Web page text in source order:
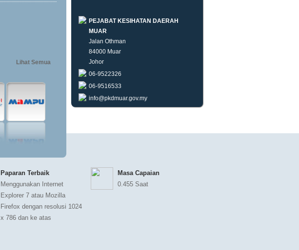
Lihat Semua
PEJABAT KESIHATAN DAERAH
MUAR
Jalan Othman
84000 Muar
Johor
06-9522326
06-9516533
info@pkdmuar.gov.my
Paparan Terbaik
Menggunakan Internet
Explorer 7 atau Mozilla
Firefox dengan resolusi 1024
x 786 dan ke atas
Masa Capaian
0.455 Saat